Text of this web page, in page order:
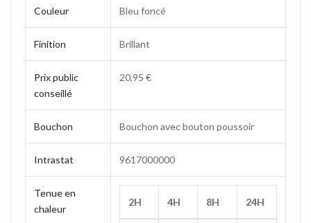
Couleur Bleu foncé
Finition Brillant
Prix public
conseillé
20,95 €
Bouchon Bouchon avec bouton poussoir
Intrastat 9617000000
Tenue en
chaleur
2H 4H 8H 24H